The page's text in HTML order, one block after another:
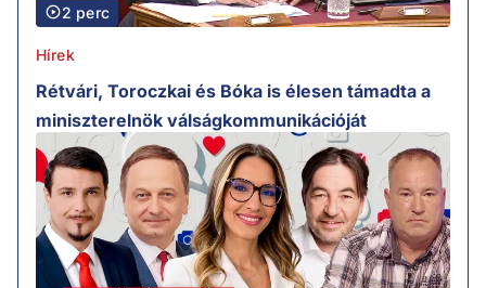
2 perc
Hírek
Rétvári, Toroczkai és Bóka is élesen támadta a
miniszterelnök válságkommunikációját